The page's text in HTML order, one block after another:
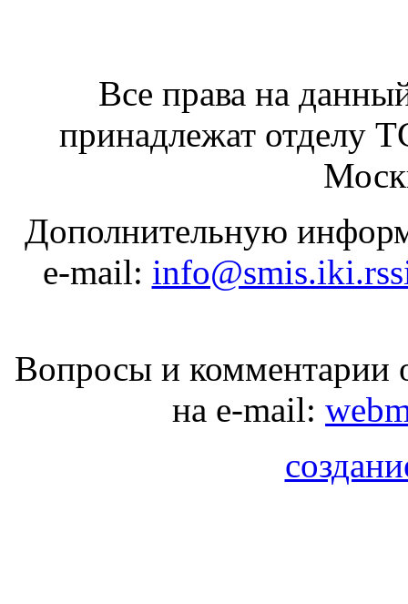
Все права на
принадлежат
Дополнительную
e-mail:
Вопросы и комментарии
на e-mail: